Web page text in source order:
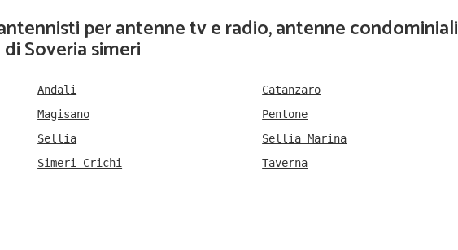
per antenne tv e radio, antenne condominiali
Soveria simeri
Andali
Catanzaro
Magisano
Pentone
Sellia
Sellia Marina
Simeri Crichi
Taverna